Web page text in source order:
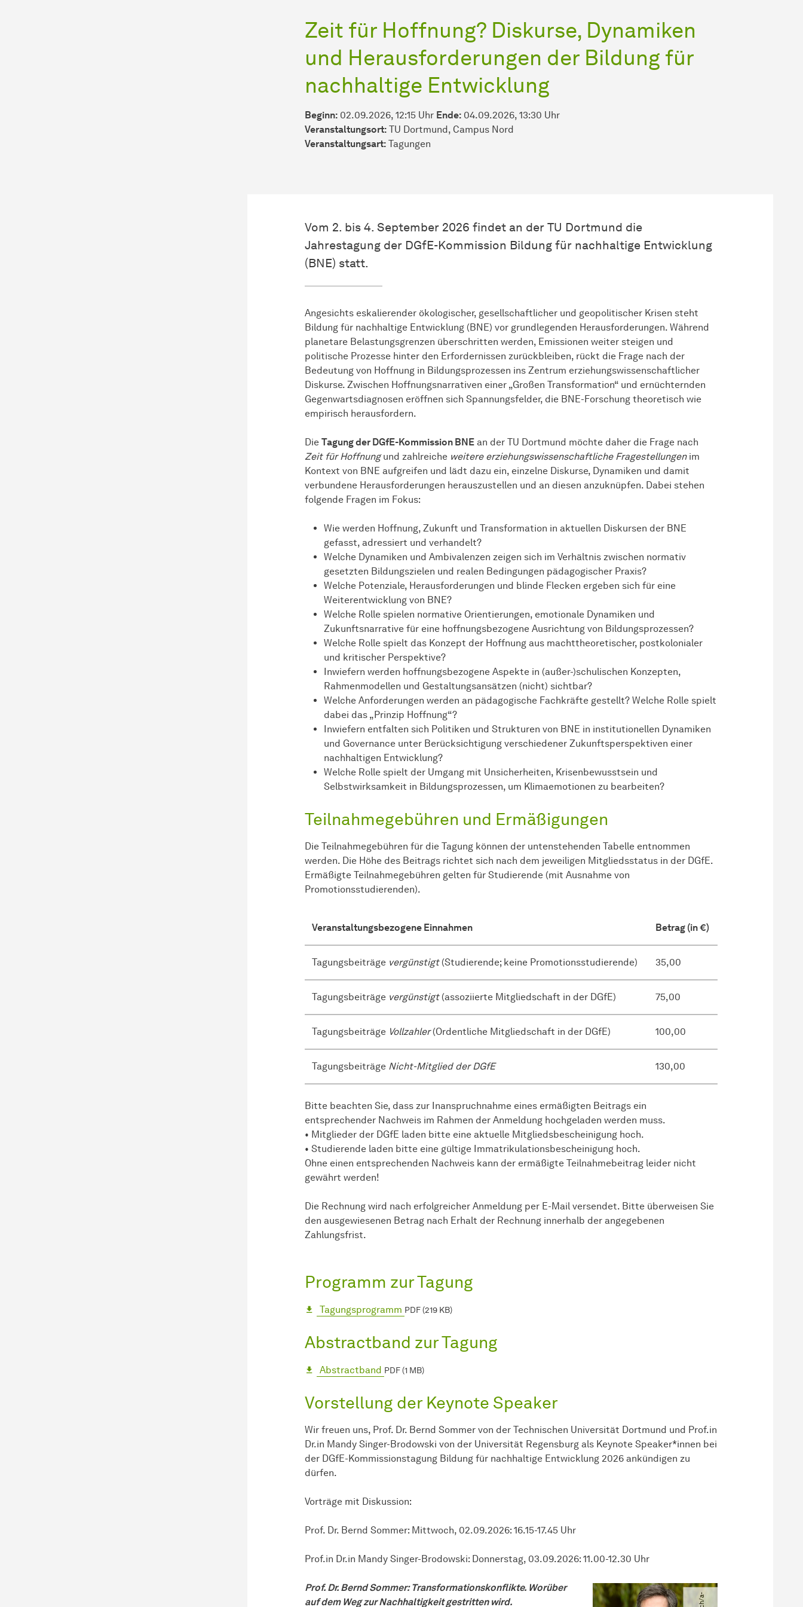
Zeit für Hoffnung? Diskurse, Dynamiken
und Herausforderungen der Bildung für
nachhaltige Entwicklung
Beginn: 02.09.2026, 12:15 Uhr Ende: 04.09.2026, 13:30 Uhr
Veranstaltungsort: TU Dortmund, Campus Nord
Veran­stal­tungs­art: Tagungen
Vom 2. bis 4. September 2026 findet an der TU Dortmund die
Jahrestagung der DGfE-Kommission Bildung für nachhaltige Entwicklung
(BNE) statt.
Angesichts eskalierender ökologischer, gesellschaftlicher und geopolitischer Krisen steht
Bildung für nachhaltige Entwicklung (BNE) vor grundlegenden Herausforderungen. Während
planetare Belastungsgrenzen überschritten werden, Emissionen weiter steigen und
politische Prozesse hinter den Erfordernissen zurückbleiben, rückt die Frage nach der
Bedeutung von Hoffnung in Bildungsprozessen ins Zentrum erziehungswissenschaftlicher
Diskurse. Zwischen Hoffnungsnarrativen einer „Großen Transformation“ und ernüchternden
Gegenwartsdiagnosen eröffnen sich Spannungsfelder, die BNE-Forschung theoretisch wie
empirisch herausfordern.
Die Tagung der DGfE-Kommission BNE an der TU Dortmund möchte daher die Frage nach
Zeit für Hoffnungund zahlreiche weitere erziehungswissenschaftliche Fragestellungenim
Kontext von BNE aufgreifen und lädt dazu ein, einzelne Diskurse, Dynamiken und damit
verbundene Herausforderungen herauszustellen und an diesen anzuknüpfen. Dabei stehen
folgende Fragen im Fokus:
Wie werden Hoffnung, Zukunft und Transformation in aktuellen Diskursen der BNE
gefasst, adressiert und verhandelt?
Welche Dynamiken und Ambivalenzen zeigen sich im Verhältnis zwischen normativ
gesetzten Bildungszielen und realen Bedingungen pädagogischer Praxis?
Welche Potenziale, Herausforderungen und blinde Flecken ergeben sich für eine
Weiterentwicklung von BNE?
Welche Rolle spielen normative Orientierungen, emotionale Dynamiken und
Zukunftsnarrative für eine hoffnungsbezogene Ausrichtung von Bildungsprozessen?
Welche Rolle spielt das Konzept der Hoffnung aus machttheoretischer, postkolonialer
und kritischer Perspektive?
Inwiefern werden hoffnungsbezogene Aspekte in (außer-)schulischen Konzepten,
Rahmenmodellen und Gestaltungsansätzen (nicht) sichtbar?
Welche Anforderungen werden an pädagogische Fachkräfte gestellt? Welche Rolle spielt
dabei das „Prinzip Hoffnung“?
Inwiefern entfalten sich Politiken und Strukturen von BNE in institutionellen Dynamiken
und Governance unter Berücksichtigung verschiedener Zukunftsperspektiven einer
nachhaltigen Entwicklung?
Welche Rolle spielt der Umgang mit Unsicherheiten, Krisenbewusstsein und
Selbstwirksamkeit in Bildungsprozessen, um Klimaemotionen zu bearbeiten?
Teilnahmegebühren und Ermäßigungen
Die Teilnahmegebühren für die Tagung können der untenstehenden Tabelle entnommen
werden. Die Höhe des Beitrags richtet sich nach dem jeweiligen Mitgliedsstatus in der DGfE.
Ermäßigte Teilnahmegebühren gelten für Studierende (mit Ausnahme von
Promotionsstudierenden).
Veranstaltungsbezogene Einnahmen Betrag (in €)
Tagungsbeiträge vergünstigt (Studierende; keine Promotionsstudierende) 35,00
Tagungsbeiträge vergünstigt (assoziierte Mitgliedschaft in der DGfE) 75,00
Tagungsbeiträge Vollzahler(Ordentliche Mitgliedschaft in der DGfE) 100,00
Tagungsbeiträge Nicht-Mitglied der DGfE 130,00
Bitte beachten Sie, dass zur Inanspruchnahme eines ermäßigten Beitrags ein
entsprechender Nachweis im Rahmen der Anmeldung hochgeladen werden muss.
• Mitglieder der DGfE laden bitte eine aktuelle Mitgliedsbescheinigung hoch.
• Studierende laden bitte eine gültige Immatrikulationsbescheinigung hoch.
Ohne einen entsprechenden Nachweis kann der ermäßigte Teilnahmebeitrag leider nicht
gewährt werden!
Die Rechnung wird nach erfolgreicher Anmeldung per E-Mail versendet. Bitte überweisen Sie
den ausgewiesenen Betrag nach Erhalt der Rechnung innerhalb der angegebenen
Zahlungsfrist.
Programm zur Tagung
Tagungsprogramm PDF (219 KB)
Abstractband zur Tagung
Abstractband PDF (1 MB)
Vorstellung der Keynote Speaker
Wir freuen uns, Prof. Dr. Bernd Sommer von der Technischen Universität Dortmund und Prof.in
Dr.in Mandy Singer-Brodowski von der Universität Regensburg als Keynote Speaker*innen bei
der DGfE-Kommissionstagung Bildung für nachhaltige Entwicklung 2026 ankündigen zu
dürfen.
Vorträge mit Diskussion:
Prof. Dr. Bernd Sommer: Mittwoch, 02.09.2026: 16.15-17.45 Uhr
Prof.in Dr.in Mandy Singer-Brodowski: Donnerstag, 03.09.2026: 11.00-12.30 Uhr
Prof. Dr. Bernd Sommer: Transformationskonflikte. Worüber
auf dem Weg zur Nachhaltigkeit gestritten wird.